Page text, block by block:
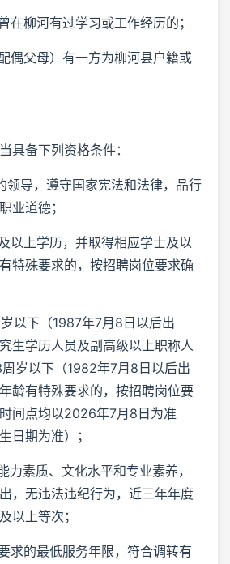
在柳河有过学习或工作经历的；
偶父母）有一方为柳河县户籍或
具备下列资格条件：
领导，遵守国家宪法和法律，品行
业道德；
以上学历，并取得相应学士及以
特殊要求的，按招聘岗位要求确
以下（1987年7月8日以后出
生学历人员及副高级以上职称人
岁以下（1982年7月8日以后出
龄有特殊要求的，按招聘岗位要
间点均以2026年7月8日为准
日期为准）；
力素质、文化水平和专业素养，
，无违法违纪行为，近三年年度
以上等次；
求的最低服务年限，符合调转有